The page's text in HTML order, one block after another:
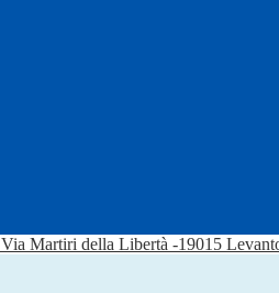
Via Martiri della Libertà -19015